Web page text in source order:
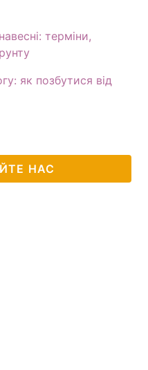
терміни,
як позбутися від
НАС